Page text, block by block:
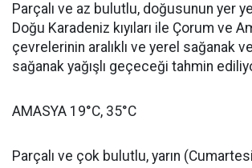
Parçalı ve az bulutlu, doğusunun yer
Doğu Karadeniz kıyıları ile Çorum ve
çevrelerinin aralıklı ve yerel sağanak
sağanak yağışlı geçeceği tahmin
AMASYA 19°C, 35°C
Parçalı ve çok bulutlu, yarın